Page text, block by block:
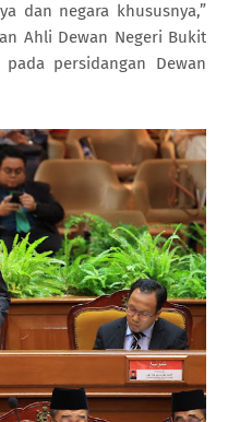
dan negara khususnya,”
Ahli Dewan Negeri Bukit
persidangan Dewan